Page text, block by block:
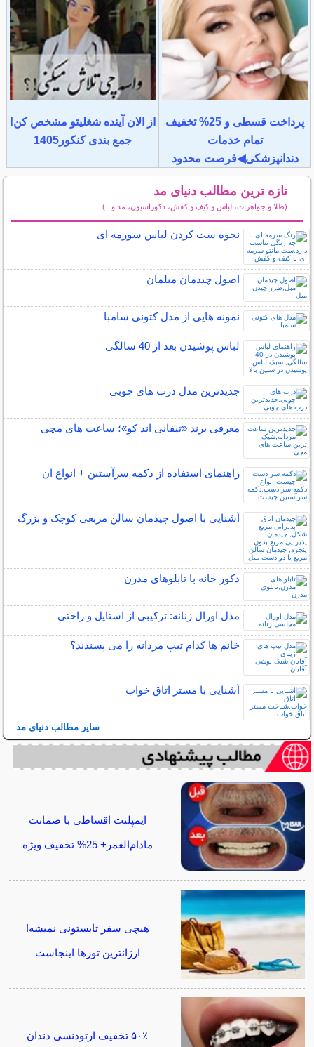
پرداخت قسطی و 25% تخفیف
تمام خدمات
دندانپزشکی◀فرصت محدود
از الان آینده شغلیتو مشخص کن!
جمع بندی کنکور1405
تازه ترین مطالب دنیای مد
(طلا و جواهرات، لباس و کیف و کفش، دکوراسیون، مد و...)
نحوه ست کردن لباس سورمه ای
اصول چیدمان مبلمان
نمونه هایی از مدل کتونی سامبا
لباس پوشیدن بعد از 40 سالگی
جدیدترین مدل درب های چوبی
معرفی برند «تیفانی اند کو»؛ ساعت های مچی
راهنمای استفاده از دکمه سرآستین + انواع آن
آشنایی با اصول چیدمان سالن مربعی کوچک و بزرگ
دکور خانه با تابلوهای مدرن
مدل اورال زنانه: ترکیبی از استایل و راحتی
خانم ها کدام تیپ مردانه را می پسندند؟
آشنایی با مستر اتاق خواب
سایر مطالب دنیای مد
ایمپلنت اقساطی با ضمانت
مادام‌العمر+ 25% تخفیف ویژه
هیچی سفر تابستونی نمیشه!
ارزانترین تورها اینجاست
۵۰٪ تخفیف ارتودنسی دندان